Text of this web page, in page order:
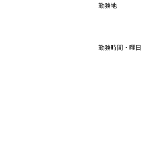
勤務地
勤務時間・曜日